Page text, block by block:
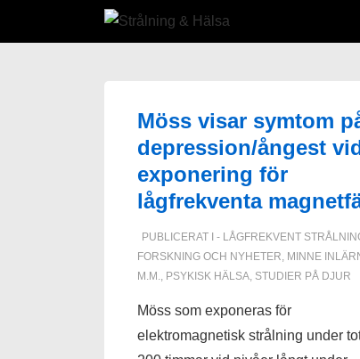
Möss visar symtom
depression/ångest
exponering för
lågfrekventa
PUBLICERAT I - LÅGFREKVENT
FORSKNING OCH NYHETER MINNE
M.M.
PSYKISK HÄLSA, STUDIER PÅ DJUR
Möss som exponeras för
elektromagnetisk strålning under